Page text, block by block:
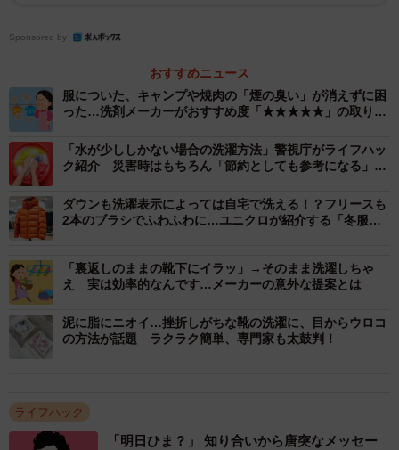
衣類スチーマーやスチームアイロンの使用で、繊維につい
てしまった「臭いの粒子」を蒸気で包んで蒸発するときに
繊維の外に飛ばすことができるそうです。また、「入浴後
の浴室」に干すのも効果的とのこと。
▽④応急処置！風を当ててニオイを取る（おすすめ度
強い風を当てることで「繊維の表面についた臭いを飛ば
す」という方法です。ドライヤーの「強」をまんべんなく
当てたり、サーキュレーターの風を当てながら衣類を干し
▽⑤やらないよりはマシ！バサバサ振る（おすすめ度★）
Sponsored by
おすすめニュース
服についた、キャンプや焼肉の「煙の臭い」が消えずに困
った…洗剤メーカーがおすすめ度「★★★★★」の取り方
「水が少ししかない場合の洗濯方法」警視庁がライフハッ
ク紹介 災害時はもちろん「節約としても参考になる」と
ダウンも洗濯表示によっては自宅で洗える！？フリースも
2本のブラシでふわふわに…ユニクロが紹介する「冬服の
「裏返しのままの靴下にイラッ」→そのまま洗濯しちゃ
え 実は効率的なんです…メーカーの意外な提案とは
泥に脂にニオイ…挫折しがちな靴の洗濯に、目からウロコ
の方法が話題 ラクラク簡単、専門家も太鼓判！
ライフハック
「明日ひま？」 知り合いから唐突なメッセー